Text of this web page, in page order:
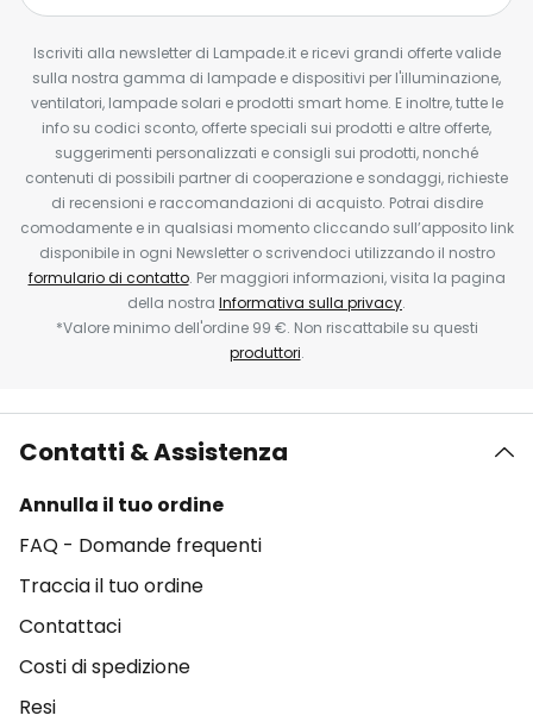
Iscriviti alla newsletter di Lampade.it e ricevi grandi offerte valide
sulla nostra gamma di lampade e dispositivi per l'illuminazione,
ventilatori, lampade solari e prodotti smart home. E inoltre, tutte le
info su codici sconto, offerte speciali sui prodotti e altre offerte,
suggerimenti personalizzati e consigli sui prodotti, nonché
contenuti di possibili partner di cooperazione e sondaggi, richieste
di recensioni e raccomandazioni di acquisto. Potrai disdire
comodamente e in qualsiasi momento cliccando sull’apposito link
disponibile in ogni Newsletter o scrivendoci utilizzando il nostro
formulario di contatto. Per maggiori informazioni, visita la pagina
della nostra Informativa sulla privacy.
*Valore minimo dell'ordine 99 €. Non riscattabile su questi
produttori.
Contatti & Assistenza
Annulla il tuo ordine
FAQ - Domande frequenti
Traccia il tuo ordine
Contattaci
Costi di spedizione
Resi